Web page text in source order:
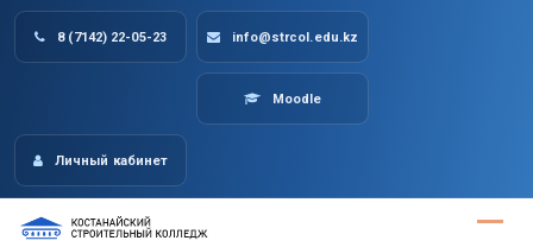
Skip
8 (7142) 22-05-23 info@strcol.edu.kz
Moodle
Личный кабинет